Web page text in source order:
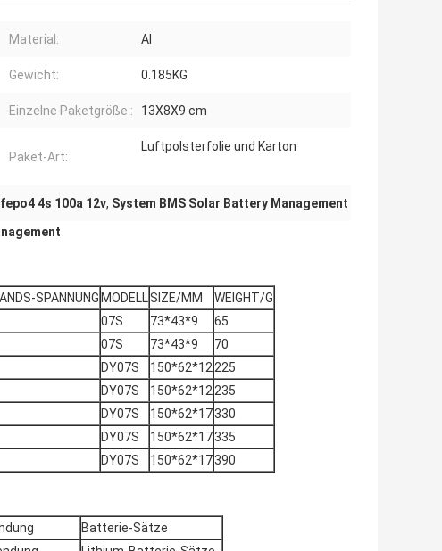
Material: Al
Gewicht: 0.185KG
Einzelne Paketgröße : 13X8X9 cm
Paket-Art:
Luftpolsterfolie und Karton
4s 100a 12v, System BMS Solar Battery Management
SPANNUNG MODELLSIZE/MM
WEIGHT/G
07S 73*43*9
65
07S 73*43*9
70
DY07S 150*62*12225
DY07S 150*62*12235
DY07S 150*62*17330
DY07S 150*62*17335
DY07S 150*62*17390
Batterie-Sätze